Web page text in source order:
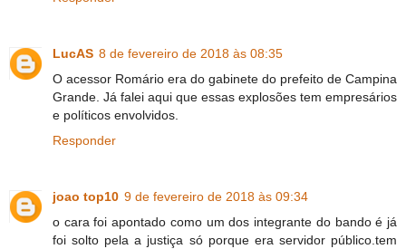
LucAS 8 de fevereiro de 2018 às 08:35
O acessor Romário era do gabinete do prefeito de Campina
Grande. Já falei aqui que essas explosões tem empresários
e políticos envolvidos.
Responder
joao top10 9 de fevereiro de 2018 às 09:34
o cara foi apontado como um dos integrante do bando é já
foi solto pela a justiça só porque era servidor público.tem